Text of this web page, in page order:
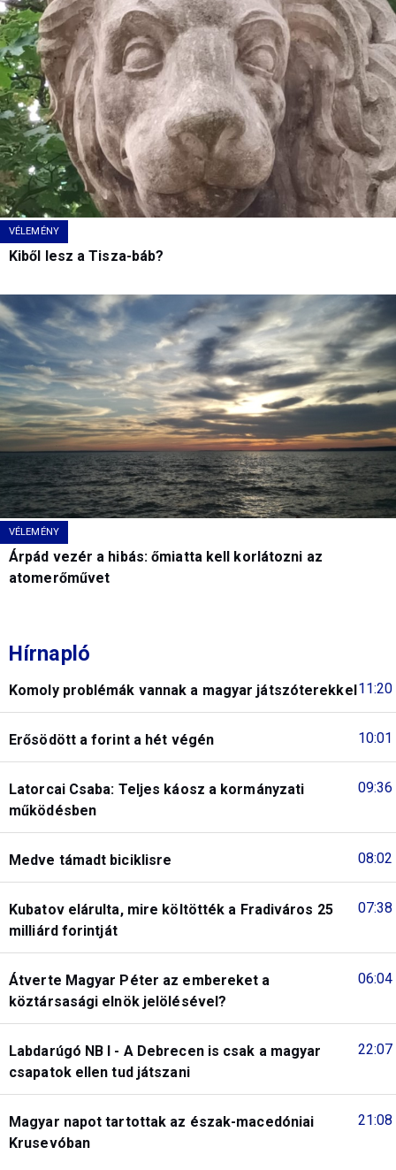
VÉLEMÉNY
Kiből lesz a Tisza-báb?
VÉLEMÉNY
Árpád vezér a hibás: őmiatta kell korlátozni az
atomerőművet
Hírnapló
11:20
Komoly problémák vannak a magyar játszóterekkel
10:01
Erősödött a forint a hét végén
09:36
Latorcai Csaba: Teljes káosz a kormányzati
működésben
08:02
Medve támadt biciklisre
07:38
Kubatov elárulta, mire költötték a Fradiváros 25
milliárd forintját
06:04
Átverte Magyar Péter az embereket a
köztársasági elnök jelölésével?
22:07
Labdarúgó NB I - A Debrecen is csak a magyar
csapatok ellen tud játszani
21:08
Magyar napot tartottak az észak-macedóniai
Krusevóban